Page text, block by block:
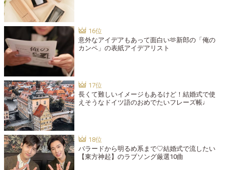
意外なアイデアもあって面白い🫶新郎の「俺の
カンペ」の表紙アイデアリスト
長くて難しいイメージもあるけど！結婚式で使
えそうなドイツ語のおめでたいフレーズ帳♩
バラードから明るめ系まで♡結婚式で流したい
【東方神起】のラブソング厳選10曲